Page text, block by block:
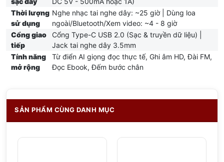
Thời lượng
sử dụng
Nghe nhạc tai nghe dây: ~25 giờ | Dùng loa
ngoài/Bluetooth/Xem video: ~4 - 8 giờ
Cổng giao
tiếp
Cổng Type-C USB 2.0 (Sạc & truyền dữ liệu) |
Jack tai nghe dây 3.5mm
Tính năng
mở rộng
Từ điển AI giọng đọc thực tế, Ghi âm HD, Đài FM,
Đọc Ebook, Đếm bước chân
SẢN PHẨM CÙNG DANH MỤC